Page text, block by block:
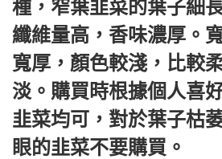
種，窄葉韭菜的葉子細
纖維量高，香味濃厚。
寬厚，顏色較淺，比較
淡。購買時根據個人喜
韭菜均可，對於葉子枯
眼的韭菜不要購買。